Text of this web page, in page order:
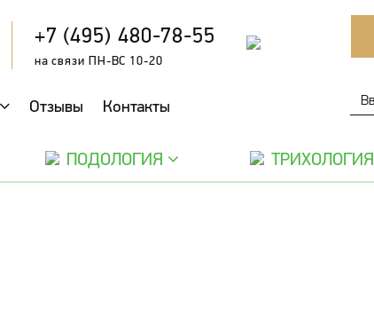
+7 (495) 480-78-55
на связи ПН-ВС 10-20
Отзывы Контакты
ПОДОЛОГИЯ ТРИХОЛОГИЯ